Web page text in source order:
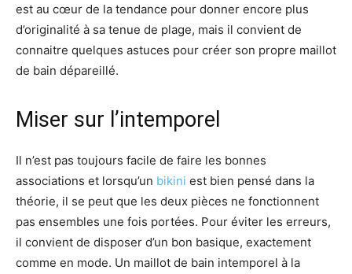
est au cœur de la tendance pour donner encore plus
d’originalité à sa tenue de plage, mais il convient de
connaitre quelques astuces pour créer son propre maillot
de bain dépareillé.
Miser sur l’intemporel
Il n’est pas toujours facile de faire les bonnes
associations et lorsqu’un bikini est bien pensé dans la
théorie, il se peut que les deux pièces ne fonctionnent
pas ensembles une fois portées. Pour éviter les erreurs,
il convient de disposer d’un bon basique, exactement
comme en mode. Un maillot de bain intemporel à la